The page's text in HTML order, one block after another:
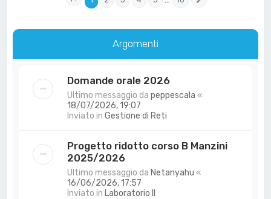
Argomenti
Domande orale 2026
Ultimo messaggio dapeppescala «
18/07/2026, 19:07
Inviato inGestione di Reti
Progetto ridotto corso B Manzini
2025/2026
Ultimo messaggio da Netanyahu «
16/06/2026, 17:57
Inviato in Laboratorio II